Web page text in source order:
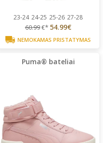
23-24 24-25 25-26 27-28
60.99€* 54.99€
NEMOKAMAS PRISTATYMAS
Puma® bateliai